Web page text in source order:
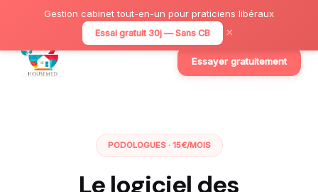
Gestion cabinet tout-en-un pour praticiens libéraux
Essai gratuit 30j — Sans CB ×
Essayer gratuitement
PODOLOGUES · 15€/MOIS
Le logiciel des